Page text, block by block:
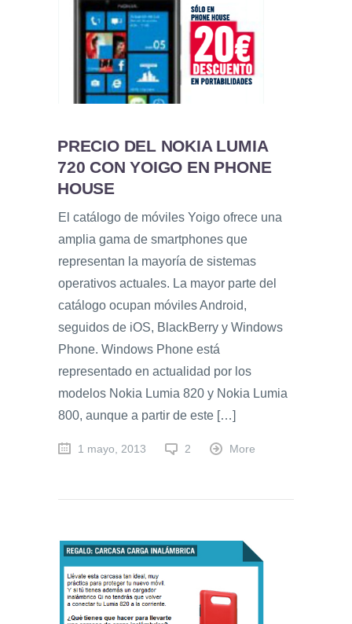
PRECIO DEL NOKIA LUMIA
720 CON YOIGO EN PHONE
HOUSE
El catálogo de móviles Yoigo ofrece una
amplia gama de smartphones que
representan la mayoría de sistemas
operativos actuales. La mayor parte del
catálogo ocupan móviles Android,
seguidos de iOS, BlackBerry y Windows
Phone. Windows Phone está
representado en actualidad por los
modelos Nokia Lumia 820 y Nokia Lumia
800, aunque a partir de este […]
1 mayo, 2013 2 More